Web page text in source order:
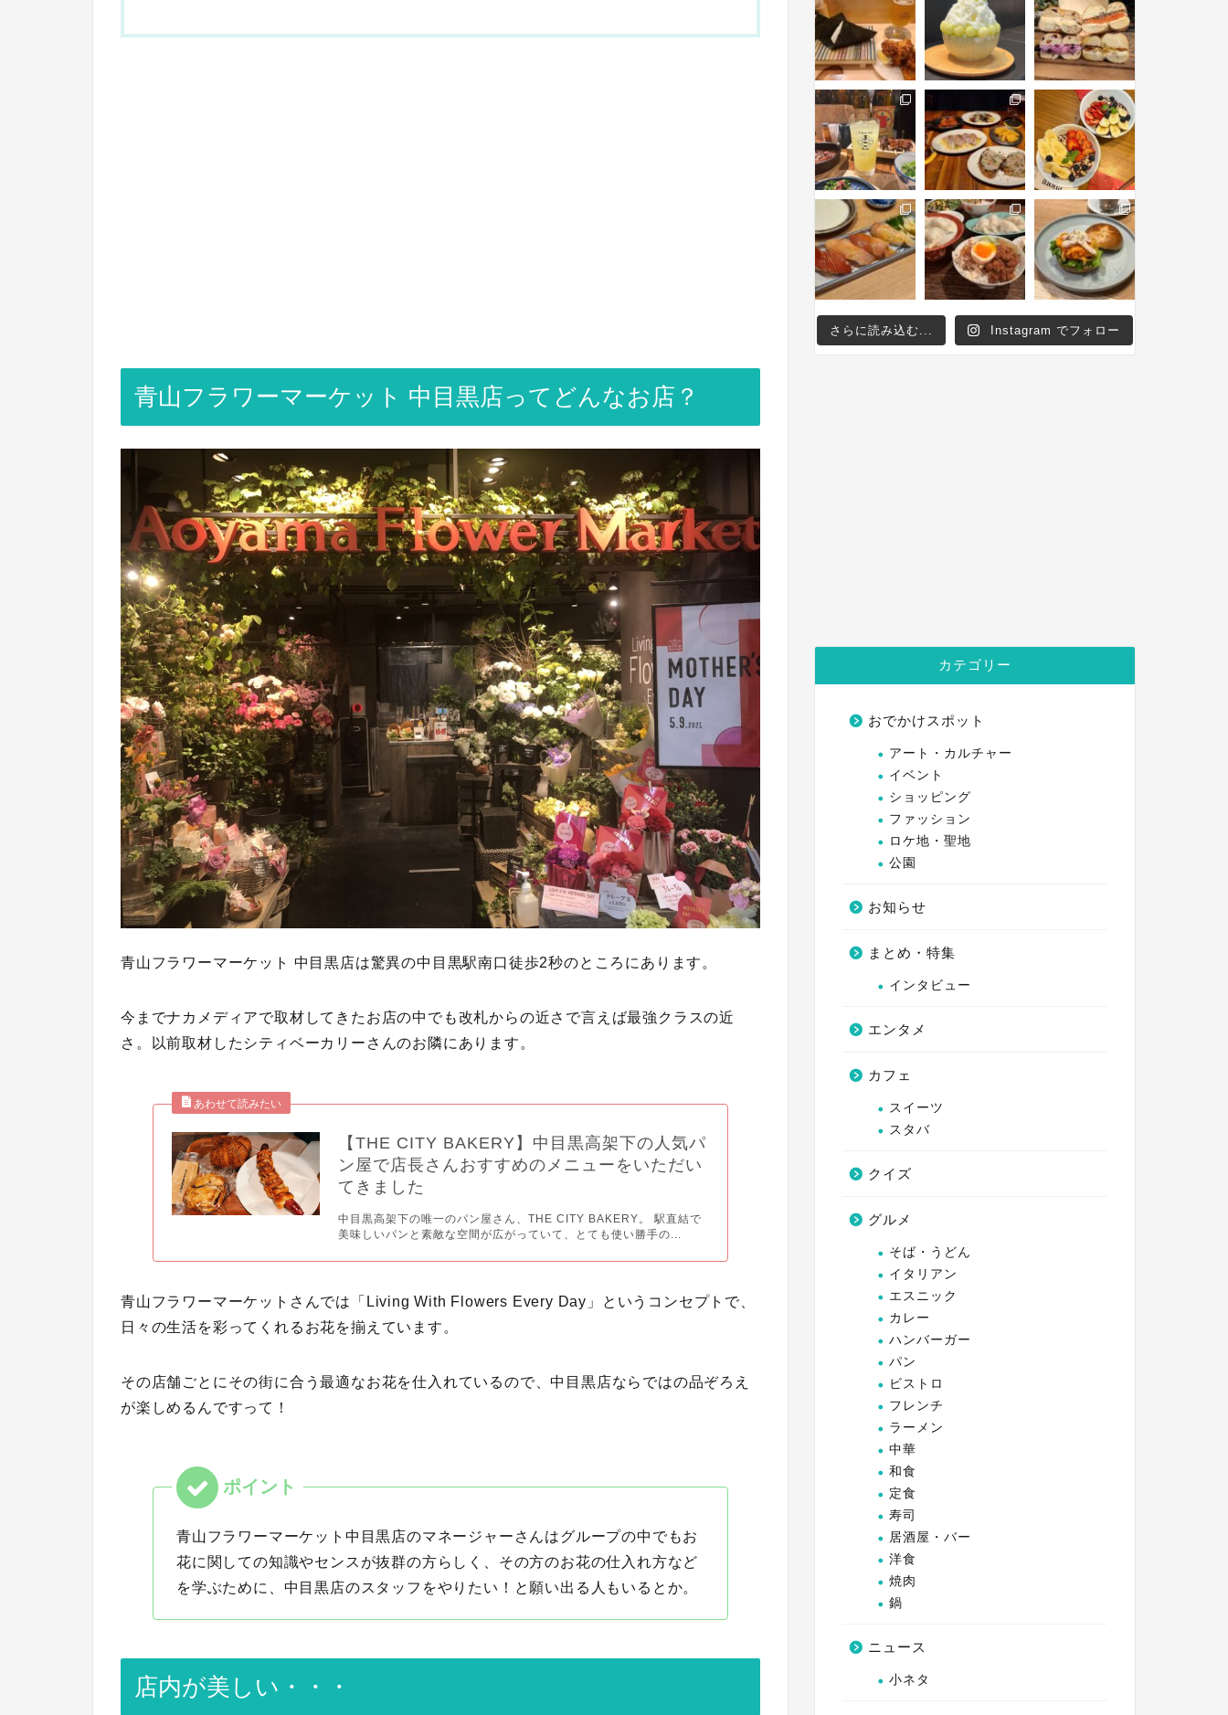
青山フラワーマーケット 中目黒店ってどんなお店？
青山フラワーマーケット 中目黒店は驚異の中目黒駅南口徒歩2秒のところにあります。
今までナカメディアで取材してきたお店の中でも改札からの近さで言えば最強クラスの近
さ。以前取材したシティベーカリーさんのお隣にあります。
【THE CITY BAKERY】中目黒高架下の人気パ
ン屋で店長さんおすすめのメニューをいただい
てきました
中目黒高架下の唯一のパン屋さん、THE CITY BAKERY。 駅直結で
美味しいパンと素敵な空間が広がっていて、とても使い勝手の...
青山フラワーマーケットさんでは「Living With Flowers Every Day」というコンセプトで、
日々の生活を彩ってくれるお花を揃えています。
その店舗ごとに その街に合う最適なお花を仕入れているので、中目黒店ならではの品ぞろえ
が楽しめるんですって！
青山フラワーマーケット中目黒店のマネージャーさんはグループの中でもお
花に関しての知識やセンスが抜群の方らしく、その方のお花の仕入れ方など
を学ぶために、中目黒店のスタッフをやりたい！と願い出る人もいるとか。
店内が美しい・・・
さらに読み込む... Instagram でフォロー
カテゴリー
おでかけスポット
アート・カルチャー
イベント
ショッピング
ファッション
ロケ地・聖地
公園
お知らせ
まとめ・特集
インタビュー
エンタメ
カフェ
スイーツ
スタバ
クイズ
グルメ
そば・うどん
イタリアン
エスニック
カレー
ハンバーガー
パン
ビストロ
フレンチ
ラーメン
中華
和食
定食
寿司
居酒屋・バー
洋食
焼肉
鍋
ニュース
小ネタ